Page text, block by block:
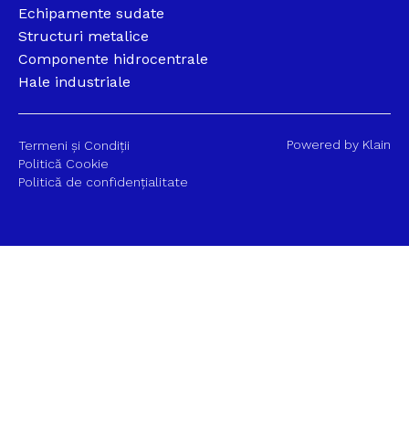
Echipamente sudate
Structuri metalice
Componente hidrocentrale
Hale industriale
Termeni și Condiții
Politică Cookie
Politică de confidențialitate
Powered by Klain